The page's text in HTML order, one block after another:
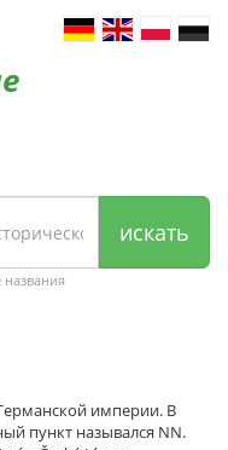
искать
империи. В
пункт назывался NN.